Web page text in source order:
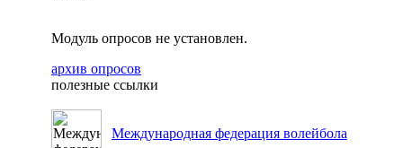
Модуль опросов не установлен.
архив опросов
полезные ссылки
Международная федерация волейбола